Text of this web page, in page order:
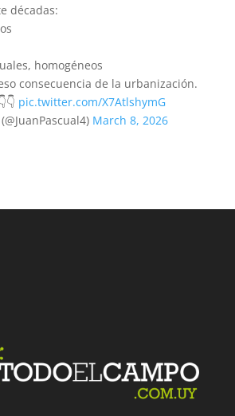
décadas:
homogéneos
consecuencia de la urbanización.
pic.twitter.com/X7AtlshymG
March 8, 2026